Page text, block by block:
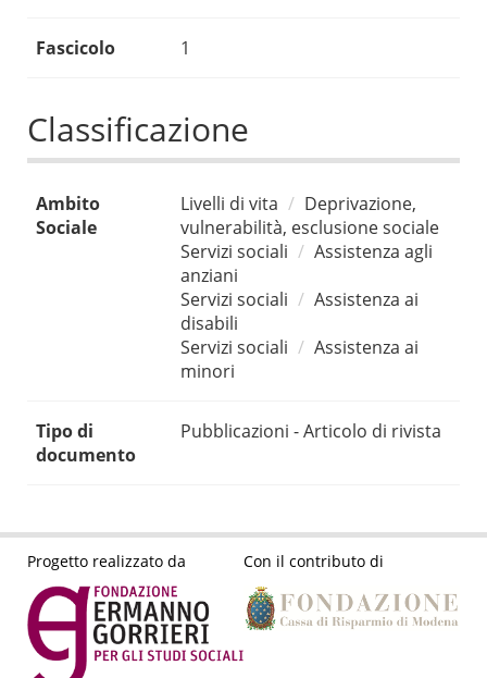
Fascicolo 1
Classificazione
Ambito
Sociale
Livelli di vita
Deprivazione,
vulnerabilità, esclusione sociale
Servizi sociali
Assistenza agli
anziani
Servizi sociali
Assistenza ai
disabili
Servizi sociali
Assistenza ai
minori
Tipo di
documento
Pubblicazioni - Articolo di rivista
Progetto realizzato da Con il contributo di